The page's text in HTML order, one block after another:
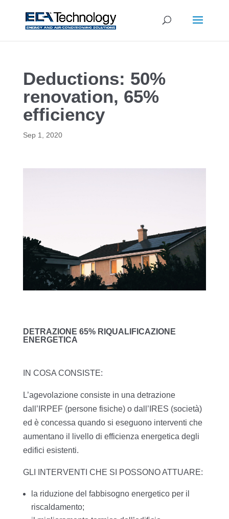
Deductions: 50%
renovation, 65%
efficiency
Sep 1, 2020
DETRAZIONE 65% RIQUALIFICAZIONE
ENERGETICA
IN COSA CONSISTE:
L’agevolazione consiste in una detrazione
dall’IRPEF (persone fisiche) o dall’IRES (società)
ed è concessa quando si eseguono interventi che
aumentano il livello di efficienza energetica degli
edifici esistenti.
GLI INTERVENTI CHE SI POSSONO ATTUARE:
la riduzione del fabbisogno energetico per il
riscaldamento;